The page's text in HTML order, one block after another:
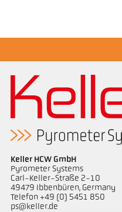
Keller HCW GmbH
Pyrometer Systems
Carl-Keller-Straße 2-10
49479 Ibbenbüren, Germany
Telefon +49 (0) 5451 850
ps@keller.de